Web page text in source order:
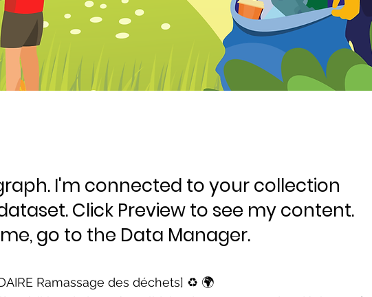
I'm connected to your collection
Click Preview to see my content.
go to the Data Manager.
Ramassage des déchets] ♻️ 🌍